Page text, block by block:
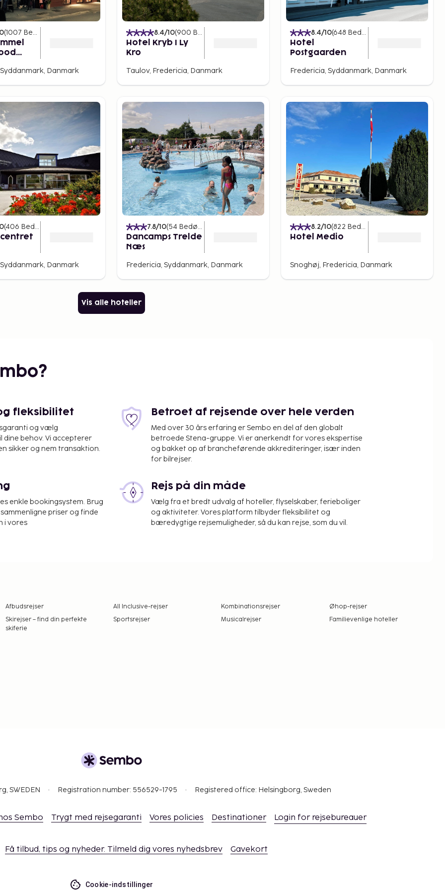
LEGO-klodser.
aktiviteter med de lidt
og
så skal alle til
sprøjtes masser af
du din egen
som kører
med eventyr og
med 40 km i timen.
ud på en
så med fuld fart ned
på havets bund forbi
dykkere højt over
vejen til den forsvundne
forsvundne skat. Men
sjæle begive sig ud
kan du også opleve
så glem ikke
om bord på et blodrødt
skrige og grine, når det
firdimensionelle effekter.
føle vejr og vind og
kan blive færdige
han behøver sikkert nok
skumle LEGO®-pirater
øer med
sjove udfordringer
kan angribe
i Pirate Splash
i passende
(1007 Bedømmelser
Danmark
8.4/10(900 Bedømmelser
Hotel Kryb I Ly
Kro
Taulov, Fredericia, Danmark
8.4/10(648 Bedømmelser
Hotel
Postgaarden
Fredericia, Syddanmark, Danmark
(406 Bedømmelser
Danmark
7.8/10(54 Bedømmelser
Dancamps Trelde
Næs
Fredericia, Syddanmark, Danmark
8.2/10(822 Bedømmelser
Hotel Medio
Snoghøj, Fredericia, Danmark
Vis alle hoteller
fleksibilitet
og vælg
dine behov. Vi accepterer
sikker og nem transaktion.
Betroet af rejsende over hele verden
Med over 30 års erfaring er Sembo en del af den globalt
betroede Stena-gruppe. Vi er anerkendt for vores ekspertise
og bakket op af brancheførende akkrediteringer, især inden
for bilrejser.
enkle bookingsystem. Brug
priser og finde
i vores
Rejs på din måde
Vælg fra et bredt udvalg af hoteller, flyselskaber, ferieboliger
og aktiviteter. Vores platform tilbyder fleksibilitet og
bæredygtige rejsemuligheder, så du kan rejse, som du vil.
Afbudsrejser All Inclusive-rejser Kombinationsrejser
Øhop-rejser
Skirejser – find din perfekte
skiferie
Sportsrejser Musicalrejser Familievenlige hoteller
SWEDEN Registration number: 556529-1795 Registered office: Helsingborg, Sweden
Sembo Trygt med rejsegaranti Vores policies Destinationer Login for rejsebureauer
Få tilbud, tips og nyheder. Tilmeld dig vores nyhedsbrev Gavekort
Cookie-indstillinger